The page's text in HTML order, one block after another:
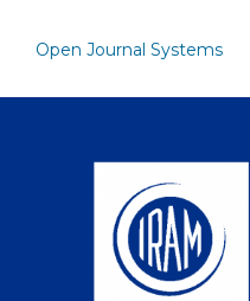
Open Journal Systems